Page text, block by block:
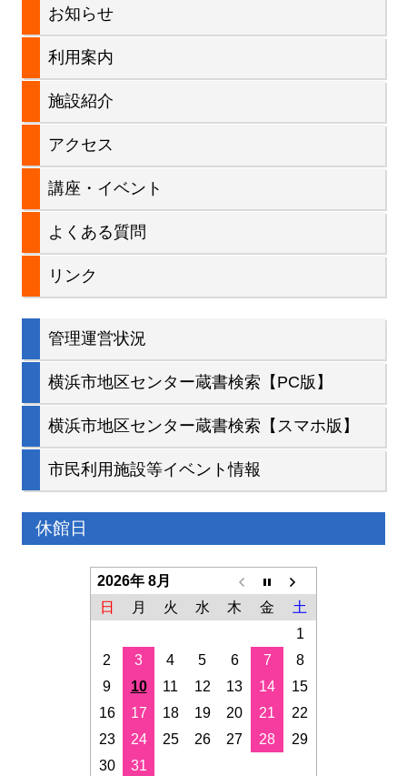
ゲ
ー
サ
イ
ド
バ
お知らせ
利用案内
施設紹介
アクセス
講座・イベント
よくある質問
リンク
管理運営状況
横浜市地区センター蔵書検索【PC版】
横浜市地区センター蔵書検索【スマホ版】
市民利用施設等イベント情報
休館日
2026年 8月
日
月 火 水 木 金
土
1
2
3 4 5 6 7
8
9
10 11 12 13 14
15
16
17 18 19 20 21
22
23
24 25 26 27 28
29
30
31